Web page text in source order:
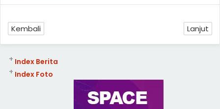
Kembali Lanjut
Index Berita
+
Index Foto
+